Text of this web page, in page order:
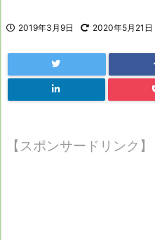
2019年3月9日 2020年5月21日
【スポンサードリンク】